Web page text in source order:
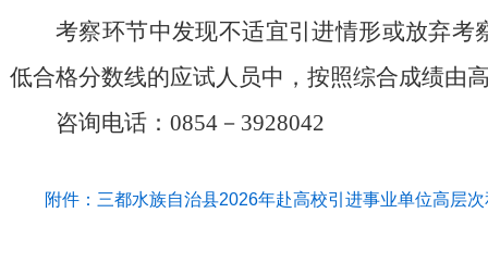
考察环节中发现不适宜引进情形或放弃考
低合格分数线的应试人员中，按照综合成绩由
咨询电话： 0854－3928042
附件：三都水族自治县2026年赴高校引进事业单位高层